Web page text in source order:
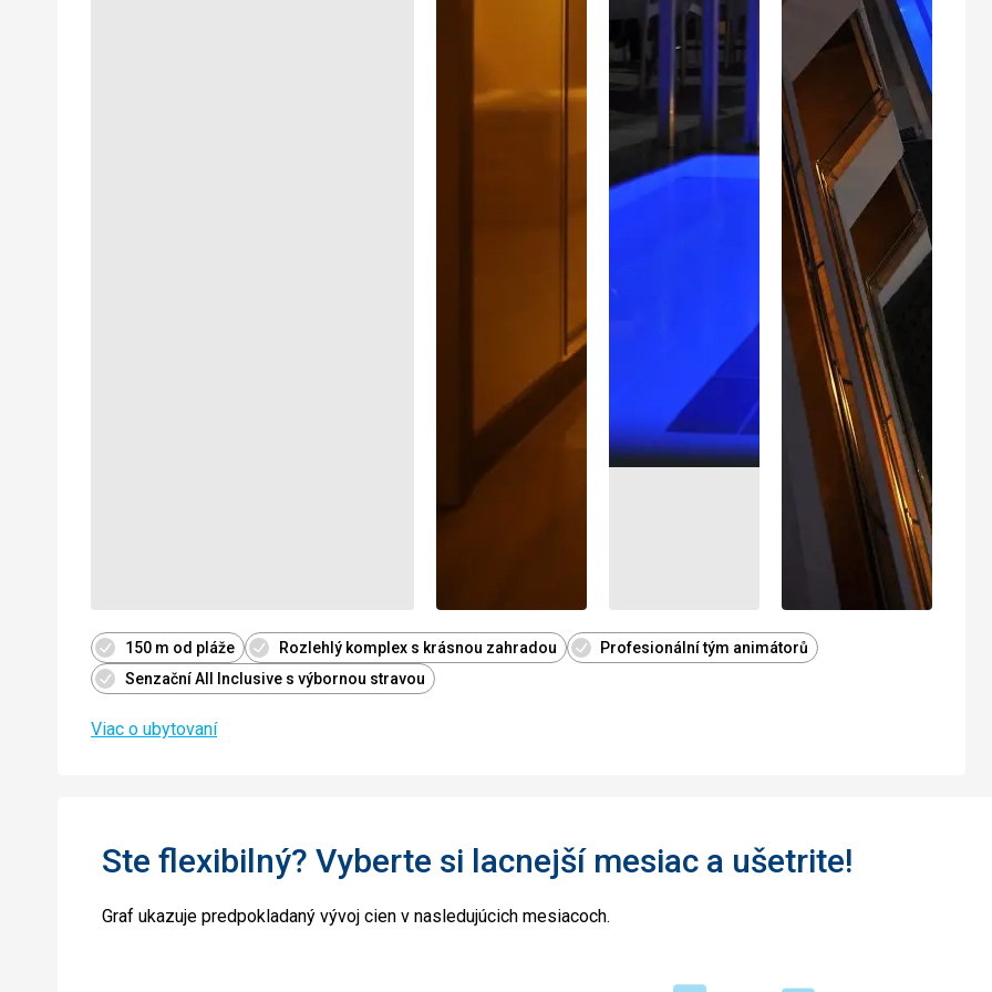
150 m od pláže Rozlehlý komplex s krásnou zahradou
Profesionální tým animátorů
Senzační All Inclusive s výbornou stravou
Viac o ubytovaní
Ste flexibilný? Vyberte si lacnejší mesiac a ušetrite!
Graf ukazuje predpokladaný vývoj cien v nasledujúcich mesiacoch.